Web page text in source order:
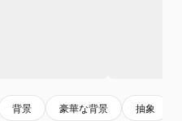
背景 豪華な背景 抽象